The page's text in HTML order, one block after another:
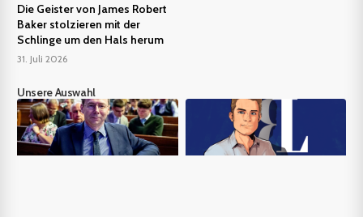
Die Geister von James Robert
Baker stolzieren mit der
Schlinge um den Hals herum
31. Juli 2026
Unsere Auswahl